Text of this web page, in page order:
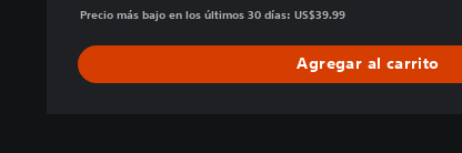
Precio más bajo en los últimos 30 días: US$39.99
Agregar al carrito